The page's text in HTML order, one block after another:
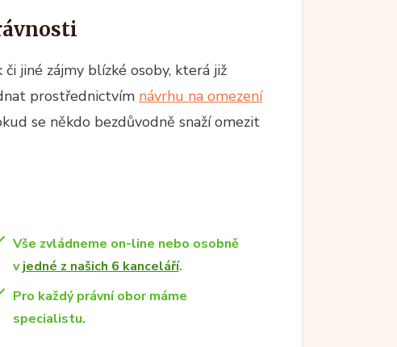
jiné zájmy blízké osoby, která již
prostřednictvím návrhu na omezení
se někdo bezdůvodně snaží omezit
Vše zvládneme on-line nebo osobně
vjedné z našich 6 kanceláří.
Pro každý právní obor máme
specialistu.